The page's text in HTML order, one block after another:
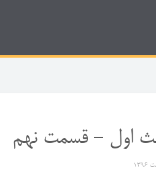
اول - قسمت نهم